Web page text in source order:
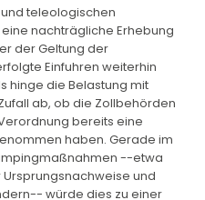
teleologischen
nachträgliche Erhebung
der Geltung der
Einfuhren weiterhin
hinge die Belastung mit
ab, ob die Zollbehörden
bereits eine
haben. Gerade im
--etwa
und
würde dies zu einer